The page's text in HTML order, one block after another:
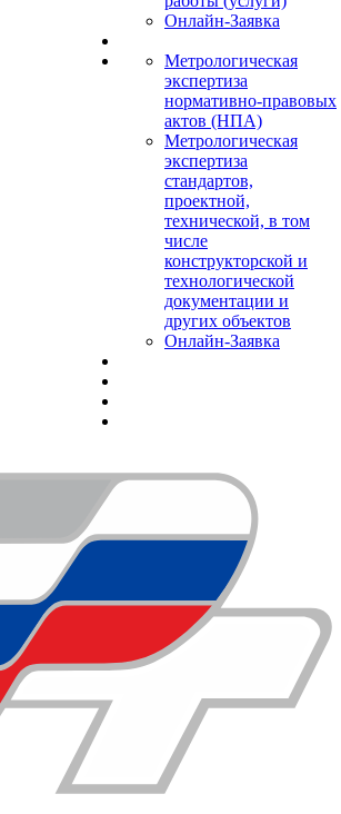
Онлайн-Заявка
Метрологическая
экспертиза
нормативно-правовых
актов (НПА)
Метрологическая
экспертиза
стандартов,
проектной,
технической, в том
числе
конструкторской и
технологической
документации и
других объектов
Онлайн-Заявка